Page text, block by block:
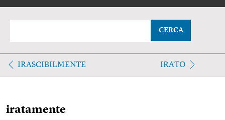
CERCA
IRASCIBILMENTE IRATO
iratamente